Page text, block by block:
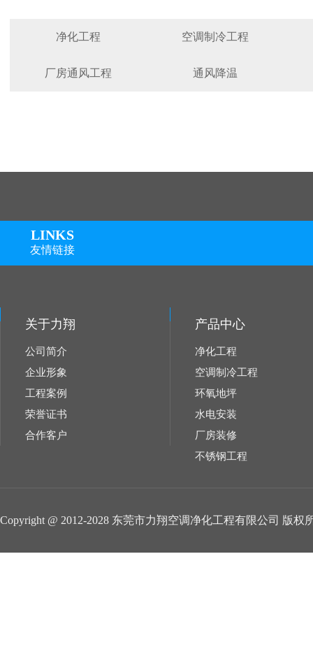
净化工程 空调制冷工程
厂房通风工程 通风降温
LINKS
友情链接
关于力翔
公司简介
企业形象
工程案例
荣誉证书
合作客户
产品中心
净化工程
空调制冷工程
环氧地坪
水电安装
厂房装修
不锈钢工程
Copyright @ 2012-2028 东莞市力翔空调净化工程有限公司 版权